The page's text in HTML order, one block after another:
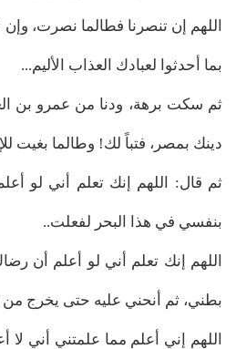
اللهم إن تنصرنا فطالما نصرت،
بما أحدثوا لعبادك العذاب الأليم...
ثم سكت برهة، ودنا من عمرو بن
دينك بمصر، فتباً لك! وطالما بغيت
ثم قال: اللهم إنك تعلم أني لو
بنفسي في هذا البحر لفعلت..
اللهم إنك تعلم أني لو أعلم أن
بطني، ثم أنحني عليه حتى يخرج
اللهم إني أعلم مما علمتني أني لا